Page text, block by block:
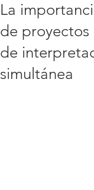
La
de proyectos
de
simultánea